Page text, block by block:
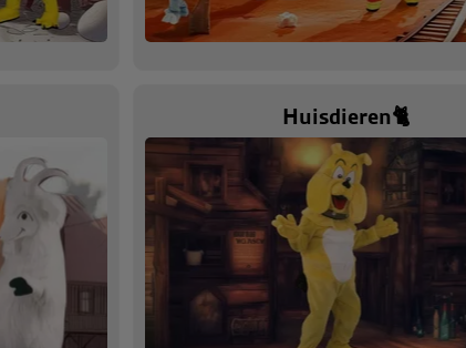
Huisdieren🐈